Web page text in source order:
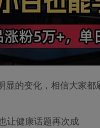
的变化，相信大家
让健康话题再次成